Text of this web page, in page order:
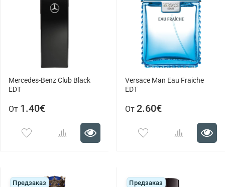
Mercedes-Benz Club Black
EDT
От 1.40€
Versace Man Eau Fraiche
EDT
От 2.60€
Предзаказ Предзаказ